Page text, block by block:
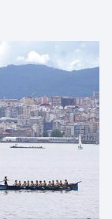
dudas